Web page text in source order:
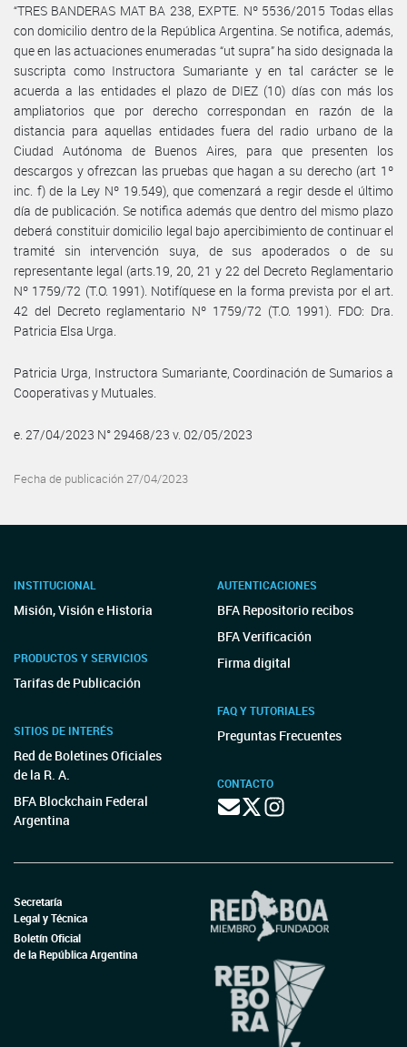
“TRES BANDERAS MAT BA 238, EXPTE. Nº 5536/2015 Todas ellas
con domicilio dentro de la República Argentina. Se notifica, además,
que en las actuaciones enumeradas “ut supra” ha sido designada la
suscripta como Instructora Sumariante y en tal carácter se le
acuerda a las entidades el plazo de DIEZ (10) días con más los
ampliatorios que por derecho correspondan en razón de la
distancia para aquellas entidades fuera del radio urbano de la
Ciudad Autónoma de Buenos Aires, para que presenten los
descargos y ofrezcan las pruebas que hagan a su derecho (art 1º
inc. f) de la Ley Nº 19.549), que comenzará a regir desde el último
día de publicación. Se notifica además que dentro del mismo plazo
deberá constituir domicilio legal bajo apercibimiento de continuar el
tramité sin intervención suya, de sus apoderados o de su
representante legal (arts.19, 20, 21 y 22 del Decreto Reglamentario
Nº 1759/72 (T.O. 1991). Notifíquese en la forma prevista por el art.
42 del Decreto reglamentario Nº 1759/72 (T.O. 1991). FDO: Dra.
Patricia Elsa Urga.
Patricia Urga, Instructora Sumariante, Coordinación de Sumarios a
Cooperativas y Mutuales.
e. 27/04/2023 N° 29468/23 v. 02/05/2023
Fecha de publicación 27/04/2023
INSTITUCIONAL
Misión, Visión e Historia
PRODUCTOS Y SERVICIOS
Tarifas de Publicación
SITIOS DE INTERÉS
Red de Boletines Oficiales
de la R. A.
BFA Blockchain Federal
Argentina
AUTENTICACIONES
BFA Repositorio recibos
BFA Verificación
Firma digital
FAQ Y TUTORIALES
Preguntas Frecuentes
CONTACTO
Secretaría
Legal y Técnica
Boletín Oficial
de la República Argentina